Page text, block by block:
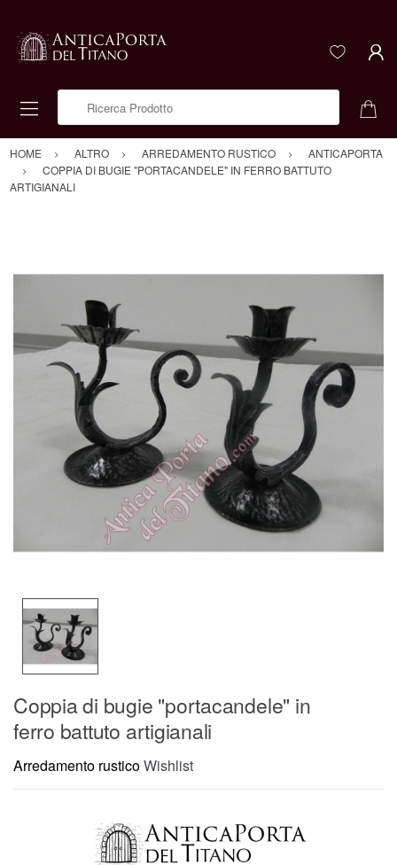
HOME ALTRO ARREDAMENTO RUSTICO
ANTICAPORTA
COPPIA DI BUGIE "PORTACANDELE" IN FERRO BATTUTO
ARTIGIANALI
Coppia di bugie "portacandele" in
ferro battuto artigianali
Arredamento rusticoWishlist